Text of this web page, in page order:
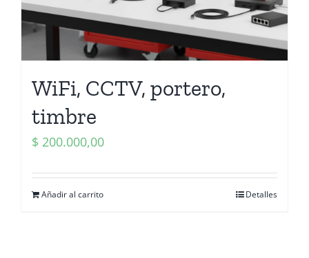
WiFi, CCTV, portero,
timbre
$ 200.000,00
Añadir al carrito Detalles